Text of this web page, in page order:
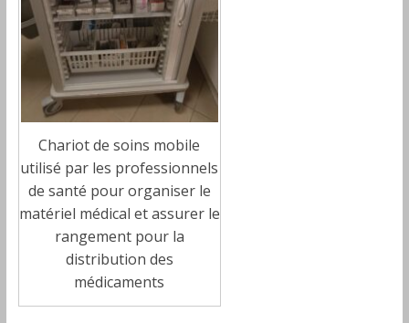
Chariot de soins mobile
utilisé par les professionnels
de santé pour organiser le
matériel médical et assurer le
rangement pour la
distribution des
médicaments